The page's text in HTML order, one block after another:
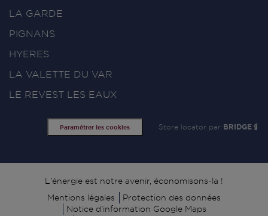
LA GARDE
PIGNANS
HYERES
LA VALETTE DU VAR
LE REVEST LES EAUX
Paramétrer les cookies Store locator par BRIDGE
Signature
L'énergie est notre avenir, économisons-la !
Mentions légales
Protection des données
Notice d’information Google Maps